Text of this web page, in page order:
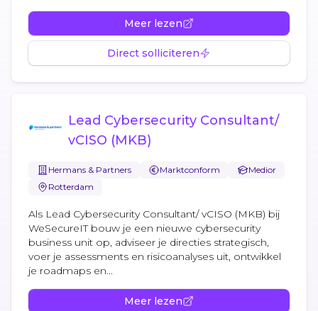
Meer lezen
Direct solliciteren
Lead Cybersecurity Consultant/
vCISO (MKB)
Hermans & Partners Marktconform
Medior
Rotterdam
Als Lead Cybersecurity Consultant/ vCISO (MKB) bij
WeSecureIT bouw je een nieuwe cybersecurity
business unit op, adviseer je directies strategisch,
voer je assessments en risicoanalyses uit, ontwikkel
je roadmaps en...
Meer lezen